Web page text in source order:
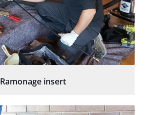
Ramonage insert